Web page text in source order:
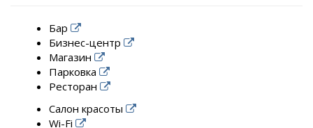
Бар
Бизнес-центр
Магазин
Парковка
Ресторан
Салон красоты
Wi-Fi